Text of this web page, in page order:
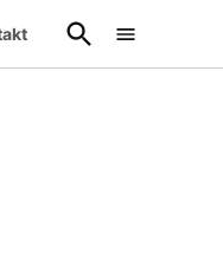
Suche
öffnen